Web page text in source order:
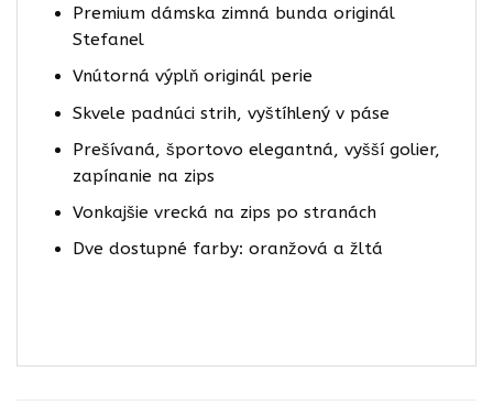
Premium dámska zimná bunda originál
Stefanel
Vnútorná výplň originál perie
Skvele padnúci strih, vyštíhlený v páse
Prešívaná, športovo elegantná, vyšší golier,
zapínanie na zips
Vonkajšie vrecká na zips po stranách
Dve dostupné farby: oranžová a žltá